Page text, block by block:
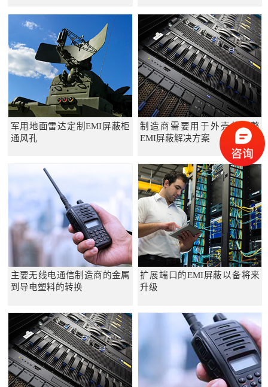
军用地面雷达定制EMI屏蔽柜
通风孔
制造商需要用于外壳的完整
EMI屏蔽解决方案
主要无线电通信制造商的金属
到导电塑料的转换
扩展端口的EMI屏蔽以备将来
升级